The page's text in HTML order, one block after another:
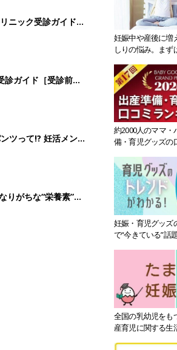
ニック受診ガイド
診ガイド［受診前の
ツって!? 妊活メン
りがちな“栄養素”を
妊娠中や産後に増
しりの悩み。まず
約2000人のママ
備・育児グッズの
妊娠・育児グッズ
で“今きている”話
全国の乳幼児をも
産育児に関する生